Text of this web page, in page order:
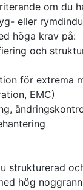
om du
eller
höga krav på:
och
för extrema
EMC)
strukturerad
hög